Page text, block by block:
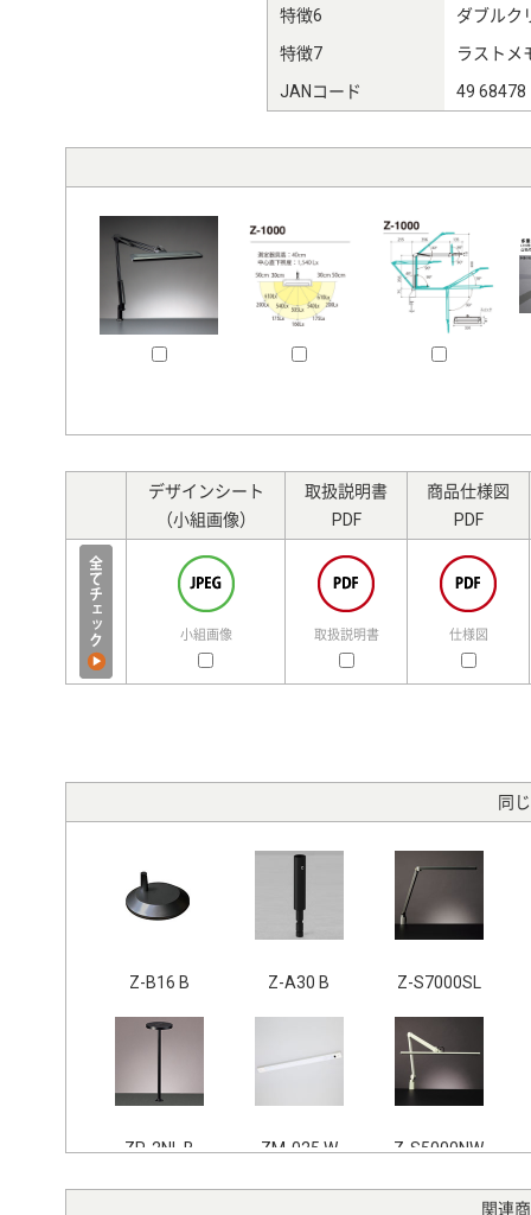
特徴6
ダブルク
特徴7
ラストメ
JANコード
49 68478
デザインシート
（小組画像）
取扱説明書
PDF
商品仕様図
PDF
小組画像 取扱説明書 仕様図
同
Z-B16 B Z-A30 B Z-S7000SL
ZR-2NL B ZM-025 W Z-S5000NW
関連